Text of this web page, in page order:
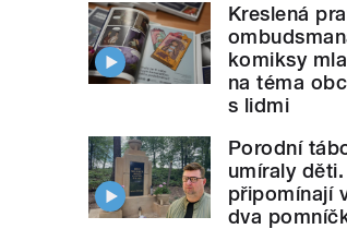
Kreslená
komiksy
na téma
s lidmi
Porodní
umíraly
připomínají
dva